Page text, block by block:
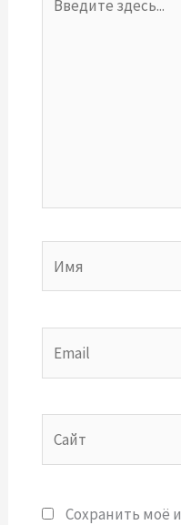
здесь...
Сохранить моё